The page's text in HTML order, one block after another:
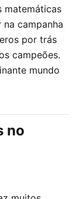
matemáticas
campanha
por trás
campeões.
mundo
no